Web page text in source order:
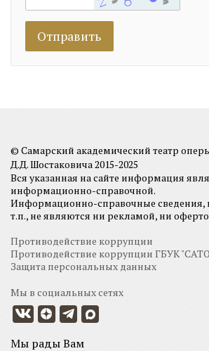
© Самарский академический театр
Д.Д. Шостаковича 2015-2025
Вся указанная на сайте информация
информационно-справочной.
Информационно-справочные сведения,
т.п., не являются ни рекламой, ни
Противодействие коррупции
Противодействие коррупции ГБУК
Защита персональных данных
Мы в социальных сетях
Мы рады Вам